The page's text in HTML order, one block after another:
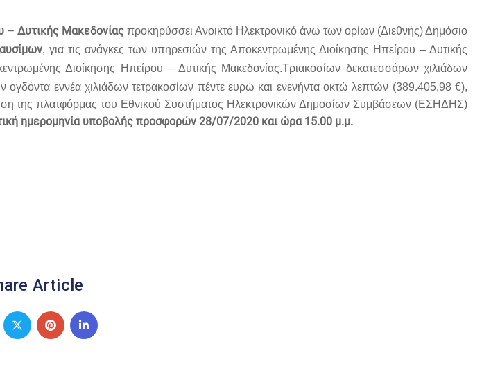
– Δυτικής Μακεδονίας προκηρύσσει Ανοικτό Ηλεκτρονικό άνω των ορίων (Διεθνής) Δημόσιο
, για τις ανάγκες των υπηρεσιών της Αποκεντρωμένης Διοίκησης Ηπείρου – Δυτικής
Διοίκησης Ηπείρου – Δυτικής Μακεδονίας.Τριακοσίων δεκατεσσάρων χιλιάδων
εννέα χιλιάδων τετρακοσίων πέντε ευρώ και ενενήντα οκτώ λεπτών (389.405,98 €),
της πλατφόρμας του Εθνικού Συστήματος Ηλεκτρονικών Δημοσίων Συμβάσεων (ΕΣΗΔΗΣ)
ημερομηνία υποβολής προσφορών 28/07/2020 και ώρα 15.00 μ.μ.
Article